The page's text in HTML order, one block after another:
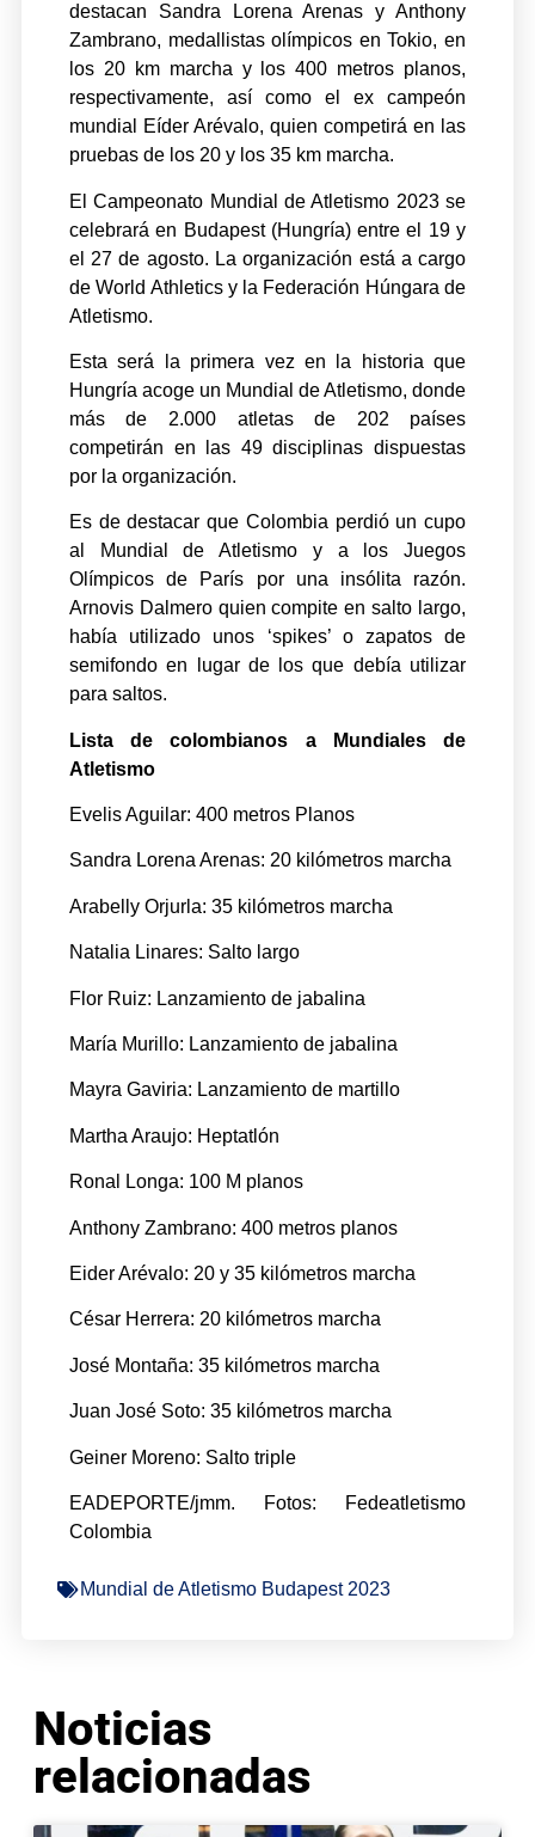
destacan Sandra Lorena Arenas y Anthony
Zambrano, medallistas olímpicos en Tokio, en
los 20 km marcha y los 400 metros planos,
respectivamente, así como el ex campeón
mundial Eíder Arévalo, quien competirá en las
pruebas de los 20 y los 35 km marcha.
El Campeonato Mundial de Atletismo 2023 se
celebrará en Budapest (Hungría) entre el 19 y
el 27 de agosto. La organización está a cargo
de World Athletics y la Federación Húngara de
Atletismo.
Esta será la primera vez en la historia que
Hungría acoge un Mundial de Atletismo, donde
más de 2.000 atletas de 202 países
competirán en las 49 disciplinas dispuestas
por la organización.
Es de destacar que Colombia perdió un cupo
al Mundial de Atletismo y a los Juegos
Olímpicos de París por una insólita razón.
Arnovis Dalmero quien compite en salto largo,
había utilizado unos ‘spikes’ o zapatos de
semifondo en lugar de los que debía utilizar
para saltos.
Lista de colombianos a Mundiales de
Atletismo
Evelis Aguilar: 400 metros Planos
Sandra Lorena Arenas: 20 kilómetros marcha
Arabelly Orjurla: 35 kilómetros marcha
Natalia Linares: Salto largo
Flor Ruiz: Lanzamiento de jabalina
María Murillo: Lanzamiento de jabalina
Mayra Gaviria: Lanzamiento de martillo
Martha Araujo: Heptatlón
Ronal Longa: 100 M planos
Anthony Zambrano: 400 metros planos
Eider Arévalo: 20 y 35 kilómetros marcha
César Herrera: 20 kilómetros marcha
José Montaña: 35 kilómetros marcha
Juan José Soto: 35 kilómetros marcha
Geiner Moreno: Salto triple
EADEPORTE/jmm. Fotos: Fedeatletismo
Colombia
Mundial de Atletismo Budapest 2023
Noticias
relacionadas